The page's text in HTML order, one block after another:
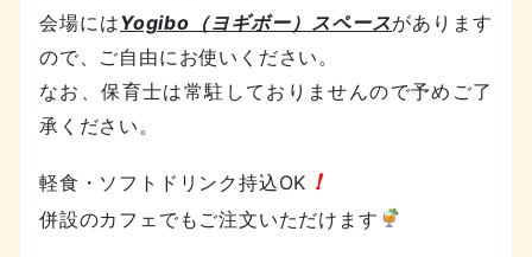
会場にはYogibo（ヨギボー）スペースがあります
ので、ご自由にお使いください。
なお、保育士は常駐しておりませんので予めご了
承ください。
軽食・ソフトドリンク持込OK ！
併設のカフェでもご注文いただけます